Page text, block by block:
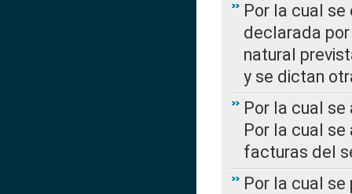
Por la cual
declarada
natural
y se dictan
Por la cual se
Por la cual
facturas del
Por la cual